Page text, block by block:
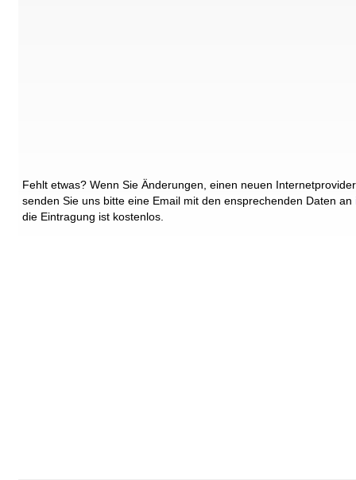
Fehlt etwas? Wenn Sie Änderungen, einen neuen
senden Sie uns bitte eine Email mit den ensprechenden Daten an
die Eintragung ist kostenlos.